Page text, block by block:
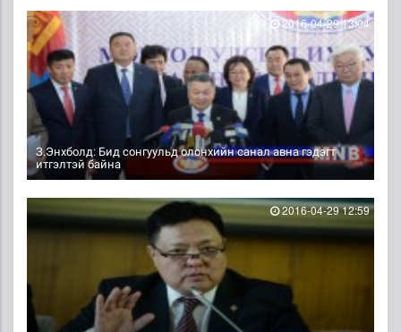
З.Энхболд: Бид сонгуульд олонхийн санал авна гэдэгт
итгэлтэй байна
2016-04-29 13:04
2016-04-29 12:59